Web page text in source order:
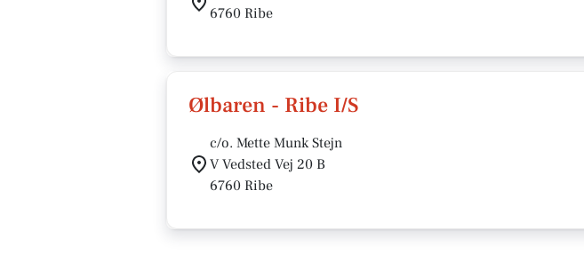
6760 Ribe
Ølbaren - Ribe I/S
c/o. Mette Munk Stejn
V Vedsted Vej 20 B
6760 Ribe